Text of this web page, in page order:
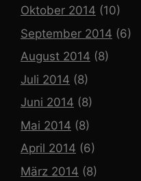
Oktober 2014 (10)
September 2014 (6)
August 2014 (8)
Juli 2014 (8)
Juni 2014 (8)
Mai 2014 (8)
April 2014 (6)
März 2014 (8)